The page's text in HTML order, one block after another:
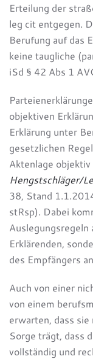
Erteilung der
leg cit entgegen.
Berufung auf das
keine taugliche
iSd § 42 Abs 1
objektiven
Erklärung unter
gesetzlichen
Aktenlage
Hengstschläger/
38, Stand
stRsp). Dabei
Auslegungsregeln
Erklärenden,
des Empfängers
Auch von einer
von einem
erwarten, dass
Sorge trägt, dass
vollständig und